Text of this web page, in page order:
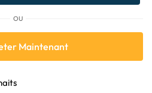
OU
Maintenant